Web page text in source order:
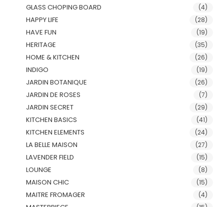
GLASS CHOPING BOARD (4)
HAPPY LIFE (28)
HAVE FUN (19)
HERITAGE (35)
HOME & KITCHEN (26)
INDIGO (19)
JARDIN BOTANIQUE (26)
JARDIN DE ROSES (7)
JARDIN SECRET (29)
KITCHEN BASICS (41)
KITCHEN ELEMENTS (24)
LA BELLE MAISON (27)
LAVENDER FIELD (15)
LOUNGE (8)
MAISON CHIC (15)
MAITRE FROMAGER (4)